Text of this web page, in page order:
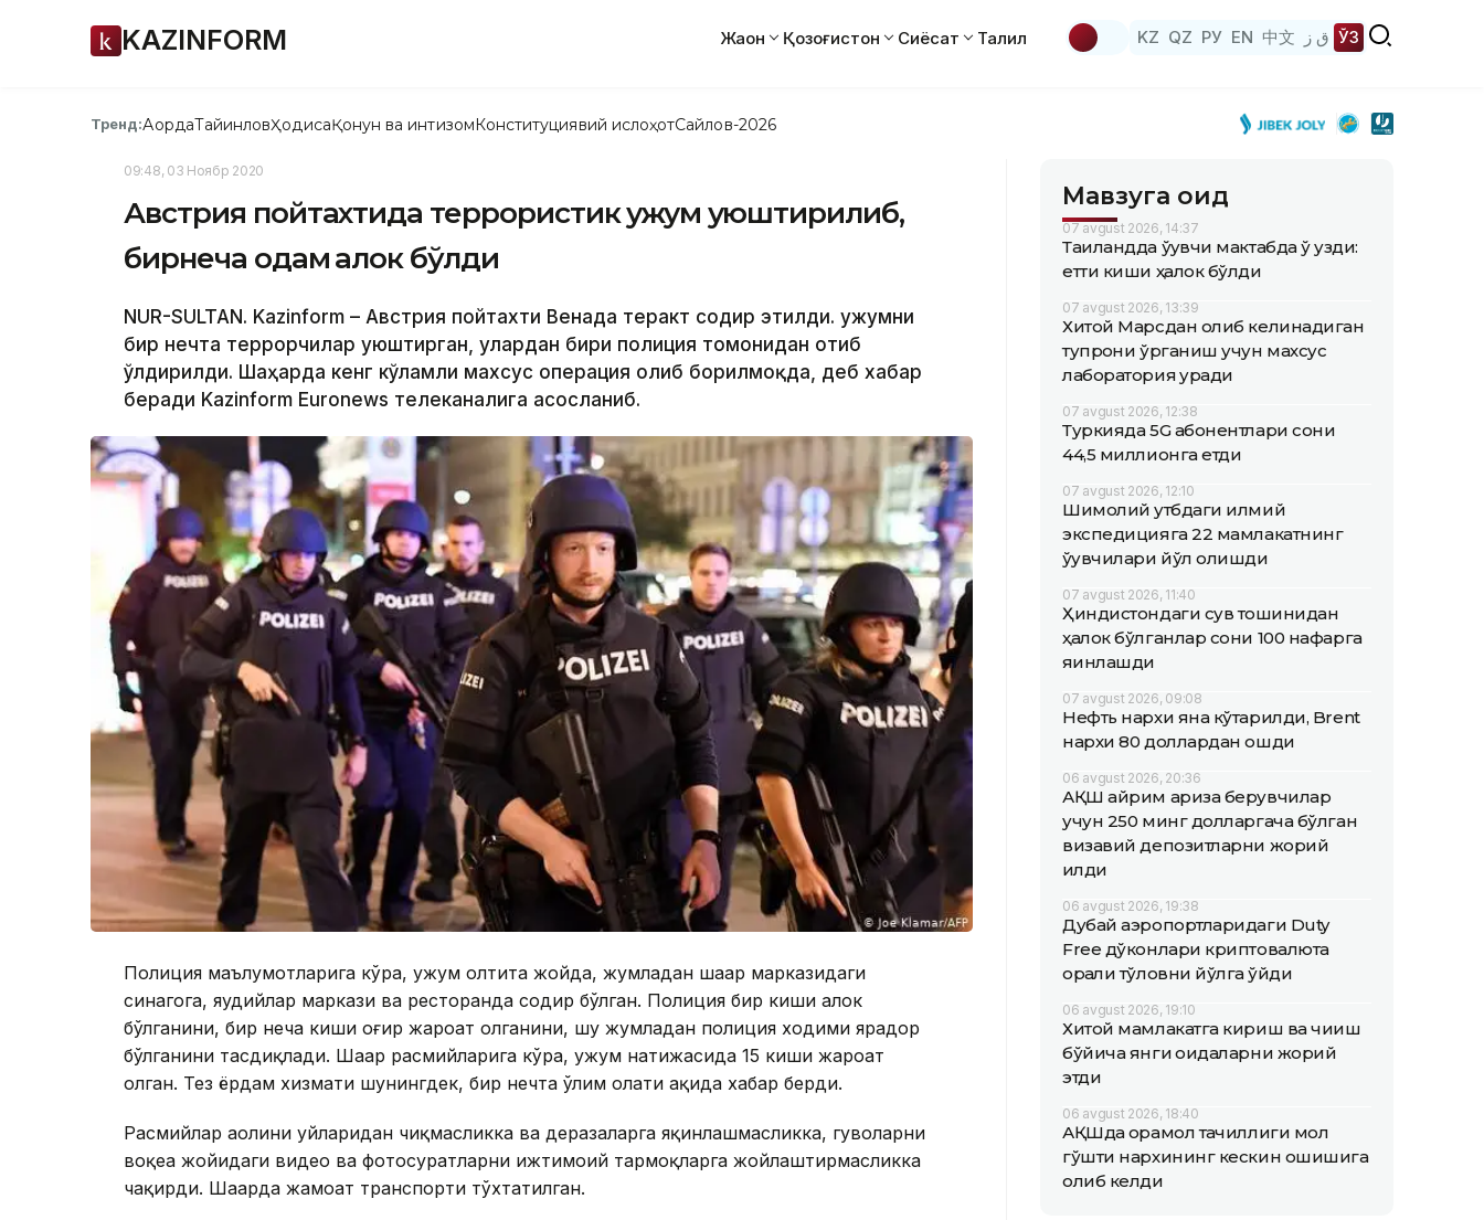
KAZINFORM Жаҳон Қозоғистон Сиёсат Таҳлил KZ QZ РУ EN 中文 ق ز ЎЗ
Тренд:АқордаТайинловҲодисаҚонун ва интизомКонституциявий ислоҳотСайлов-2026
09:48, 03 Ноябр 2020
Австрия пойтахтида террористик ҳужум уюштирилиб,
бирнеча одам ҳалок бўлди
NUR-SULTAN. Kazinform – Австрия пойтахти Венада теракт содир этилди. Ҳужумни
бир нечта террорчилар уюштирган, улардан бири полиция томонидан отиб
ўлдирилди. Шаҳарда кенг кўламли махсус операция олиб борилмоқда, деб хабар
беради Kazinform Еuronews телеканалига асосланиб.
Полиция маълумотларига кўра, ҳужум олтита жойда, жумладан шаҳар марказидаги
синагога, яҳудийлар маркази ва ресторанда содир бўлган. Полиция бир киши ҳалок
бўлганини, бир неча киши оғир жароҳат олганини, шу жумладан полиция ходими ярадор
бўлганини тасдиқлади. Шаҳар расмийларига кўра, ҳужум натижасида 15 киши жароҳат
олган. Тез ёрдам хизмати шунингдек, бир нечта ўлим ҳолати ҳақида хабар берди.
Расмийлар аҳолини уйларидан чиқмасликка ва деразаларга яқинлашмасликка, гувоҳларни
воқеа жойидаги видео ва фотосуратларни ижтимоий тармоқларга жойлаштирмасликка
чақирди. Шаҳарда жамоат транспорти тўхтатилган.
Мавзуга оид
07 avgust 2026, 14:37
Таиландда ўқувчи мактабда ўқ узди:
етти киши ҳалок бўлди
07 avgust 2026, 13:39
Хитой Марсдан олиб келинадиган
тупроқни ўрганиш учун махсус
лаборатория қуради
07 avgust 2026, 12:38
Туркияда 5G абонентлари сони
44,5 миллионга етди
07 avgust 2026, 12:10
Шимолий қутбдаги илмий
экспедицияга 22 мамлакатнинг
ўқувчилари йўл олишди
07 avgust 2026, 11:40
Ҳиндистондаги сув тошқинидан
ҳалок бўлганлар сони 100 нафарга
яқинлашди
07 avgust 2026, 09:08
Нефть нархи яна кўтарилди, Brent
нархи 80 доллардан ошди
06 avgust 2026, 20:36
АҚШ айрим ариза берувчилар
учун 250 минг долларгача бўлган
визавий депозитларни жорий
қилди
06 avgust 2026, 19:38
Дубай аэропортларидаги Duty
Free дўконлари криптовалюта
орқали тўловни йўлга қўйди
06 avgust 2026, 19:10
Хитой мамлакатга кириш ва чиқиш
бўйича янги қоидаларни жорий
этди
06 avgust 2026, 18:40
АҚШда қорамол тақчиллиги мол
гўшти нархининг кескин ошишига
олиб келди